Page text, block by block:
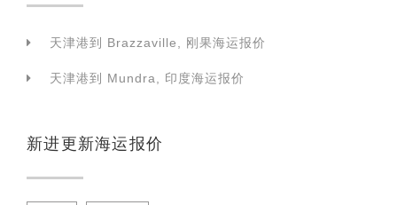
天津港到 Brazzaville, 刚果海运报价
天津港到 Mundra, 印度海运报价
新进更新海运报价